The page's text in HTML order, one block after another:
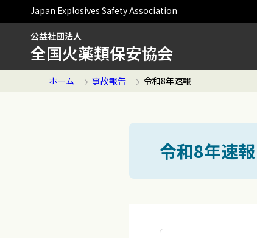
Japan Explosives Safety Association
公益社団法人
全国火薬類保安協会
ホーム 事故報告 令和8年速報
令和8年速報